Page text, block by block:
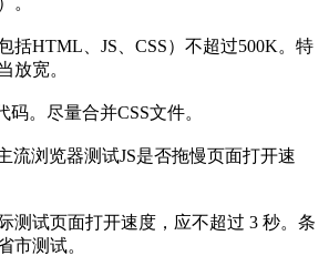
括HTML、JS、CSS）不超过500K。特
放宽。
码。尽量合并CSS文件。
流浏览器测试JS是否拖慢页面打开速
测试页面打开速度，应不超过 3 秒。条
市测试。